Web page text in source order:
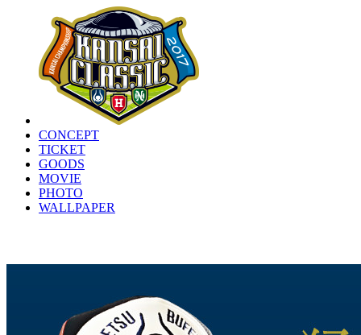
CONCEPT
TICKET
GOODS
MOVIE
PHOTO
WALLPAPER